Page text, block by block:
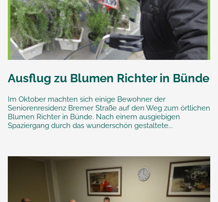
Ausflug zu Blumen Richter in Bünde
Im Oktober machten sich einige Bewohner der
Seniorenresidenz Bremer Straße auf den Weg zum örtlichen
Blumen Richter in Bünde. Nach einem ausgiebigen
Spaziergang durch das wunderschön gestaltete...